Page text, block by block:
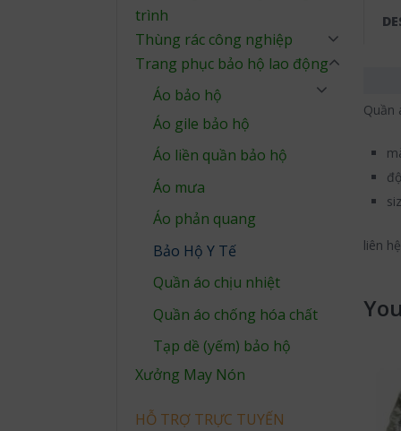
Quần
liên
trình
Thùng rác công nghiệp
Trang phục bảo hộ lao động
Áo bảo hộ
Áo gile bảo hộ
Áo liền quần bảo hộ
Áo mưa
Áo phản quang
Bảo Hộ Y Tế
Quần áo chịu nhiệt
Quần áo chống hóa chất
Tạp dề (yếm) bảo hộ
Xưởng May Nón
HỖ TRỢ TRỰC TUYẾN